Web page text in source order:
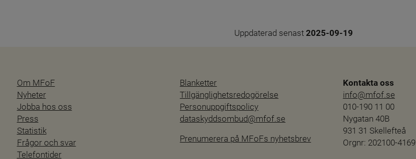
Uppdaterad senast 2025-09-19
Om MFoF
Nyheter
Jobba hos oss
Press
Statistik
Frågor och svar
Telefontider
Blanketter
Tillgänglighetsredogörelse
Personuppgiftspolicy
dataskyddsombud@mfof.se
Prenumerera på MFoFs nyhetsbrev
Kontakta oss
info@mfof.se
010-190 11 00
Nygatan 40B
931 31 Skellefteå
Orgnr: 202100-4169